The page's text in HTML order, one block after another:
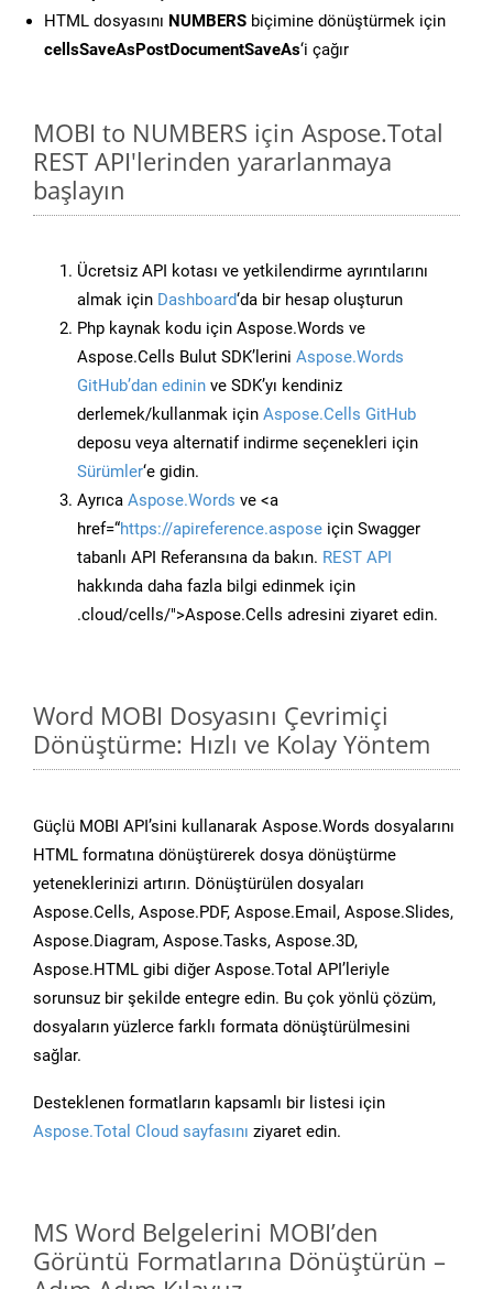
HTML dosyasını NUMBERS biçimine dönüştürmek için
cellsSaveAsPostDocumentSaveAs‘i çağır
MOBI to NUMBERS için Aspose.Total
REST API'lerinden yararlanmaya
başlayın
Ücretsiz API kotası ve yetkilendirme ayrıntılarını
almak için Dashboard‘da bir hesap oluşturun
Php kaynak kodu için Aspose.Words ve
Aspose.Cells Bulut SDK’lerini Aspose.Words
GitHub’dan edinin ve SDK’yı kendiniz
derlemek/kullanmak için Aspose.Cells GitHub
deposu veya alternatif indirme seçenekleri için
Sürümler‘e gidin.
Ayrıca Aspose.Words ve <a
href=“https://apireference.aspose için Swagger
tabanlı API Referansına da bakın. REST API
hakkında daha fazla bilgi edinmek için
.cloud/cells/">Aspose.Cells adresini ziyaret edin.
Word MOBI Dosyasını Çevrimiçi
Dönüştürme: Hızlı ve Kolay Yöntem
Güçlü MOBI API’sini kullanarak Aspose.Words dosyalarını
HTML formatına dönüştürerek dosya dönüştürme
yeteneklerinizi artırın. Dönüştürülen dosyaları
Aspose.Cells, Aspose.PDF, Aspose.Email, Aspose.Slides,
Aspose.Diagram, Aspose.Tasks, Aspose.3D,
Aspose.HTML gibi diğer Aspose.Total API’leriyle
sorunsuz bir şekilde entegre edin. Bu çok yönlü çözüm,
dosyaların yüzlerce farklı formata dönüştürülmesini
sağlar.
Desteklenen formatların kapsamlı bir listesi için
Aspose.Total Cloud sayfasını ziyaret edin.
MS Word Belgelerini MOBI’den
Görüntü Formatlarına Dönüştürün –